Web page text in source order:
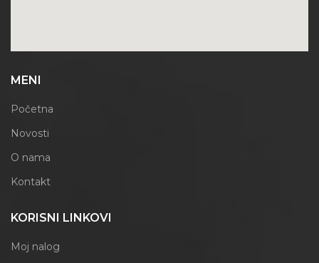
MENI
Početna
Novosti
O nama
Kontakt
KORISNI LINKOVI
Moj nalog